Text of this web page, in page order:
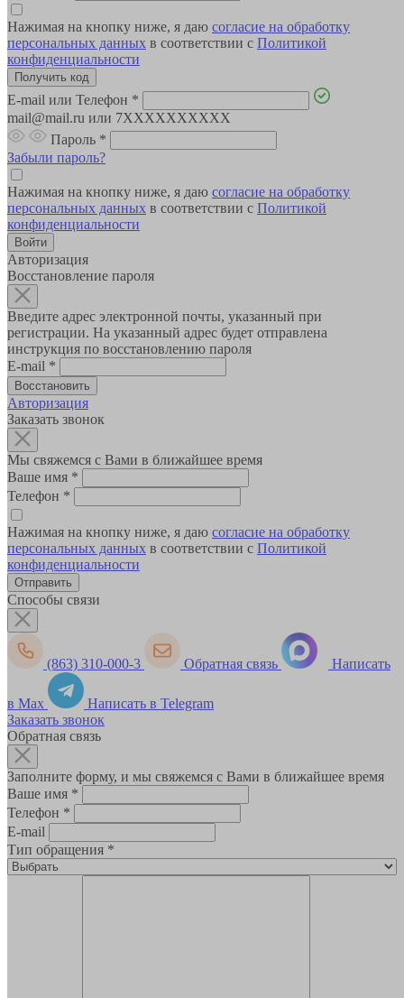
Нажимая на кнопку ниже, я даю согласие на обработку
персональных данных в соответствии с Политикой
конфиденциальности
E-mail или Телефон *
mail@mail.ru или 7XXXXXXXXXX
Пароль *
Забыли пароль?
Нажимая на кнопку ниже, я даю согласие на обработку
персональных данных в соответствии с Политикой
конфиденциальности
Авторизация
Восстановление пароля
Введите адрес электронной почты, указанный при
регистрации. На указанный адрес будет отправлена
инструкция по восстановлению пароля
E-mail *
Авторизация
Заказать звонок
Мы свяжемся с Вами в ближайшее время
Ваше имя *
Телефон *
Нажимая на кнопку ниже, я даю согласие на обработку
персональных данных в соответствии с Политикой
конфиденциальности
Способы связи
(863) 310-000-3 Обратная связь Написать
в Max
Написать в Telegram
Заказать звонок
Обратная связь
Заполните форму, и мы свяжемся с Вами в ближайшее время
Ваше имя *
Телефон *
E-mail
Тип обращения *